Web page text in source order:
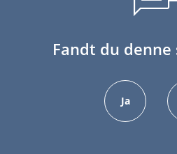
Fandt du
Ja